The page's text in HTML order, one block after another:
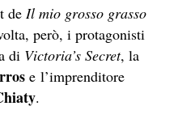
de Il mio grosso grasso
però, i protagonisti
di Victoria’s Secret, la
e l’imprenditore
.